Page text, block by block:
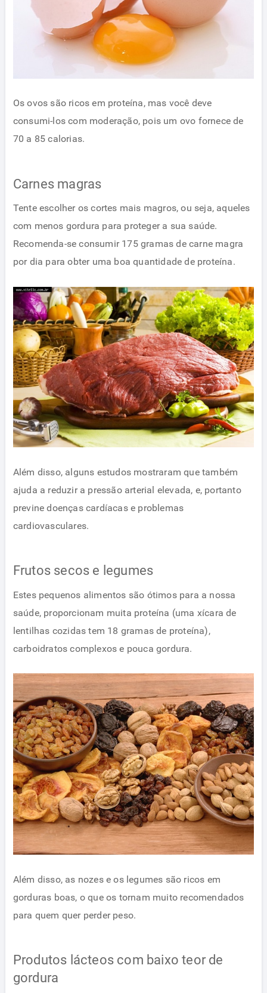
Os ovos são ricos em proteína, mas você deve
consumi-los com moderação, pois um ovo fornece de
70 a 85 calorias.
Carnes magras
Tente escolher os cortes mais magros, ou seja, aqueles
com menos gordura para proteger a sua saúde.
Recomenda-se consumir 175 gramas de carne magra
por dia para obter uma boa quantidade de proteína.
Além disso, alguns estudos mostraram que também
ajuda a reduzir a pressão arterial elevada, e, portanto
previne doenças cardíacas e problemas
cardiovasculares.
Frutos secos e legumes
Estes pequenos alimentos são ótimos para a nossa
saúde, proporcionam muita proteína (uma xícara de
lentilhas cozidas tem 18 gramas de proteína),
carboidratos complexos e pouca gordura.
Além disso, as nozes e os legumes são ricos em
gorduras boas, o que os tornam muito recomendados
para quem quer perder peso.
Produtos lácteos com baixo teor de
gordura